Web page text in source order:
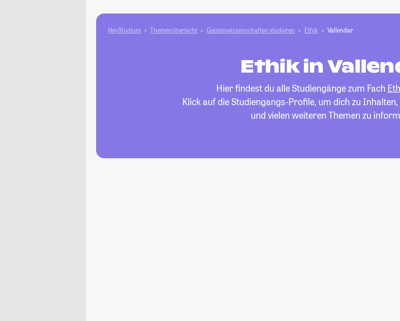
HeyStudium Themenübersicht Geisteswissenschaften studieren Ethik Vallendar
Ethik in
Hier findest du alle Studiengänge zum Fach
Klick auf die Studiengangs-Profile, um dich zu
und vielen weiteren Themen zu